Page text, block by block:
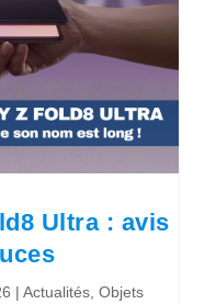
Ultra : avis
|Actualités ,Objets